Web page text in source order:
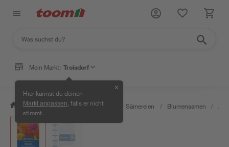
Mein Markt: Troisdorf
Hier kannst du deinen
Markt anpassen , falls er nicht
stimmt.
✕
/ Garten & Freizeit / Pflanzen Sämereien / Blumensamen /